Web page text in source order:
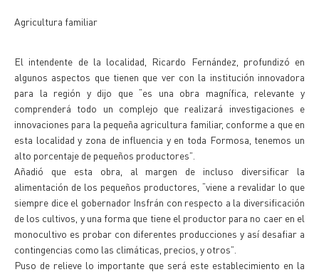
Agricultura familiar
El intendente de la localidad, Ricardo Fernández, profundizó en
algunos aspectos que tienen que ver con la institución innovadora
para la región y dijo que “es una obra magnífica, relevante y
comprenderá todo un complejo que realizará investigaciones e
innovaciones para la pequeña agricultura familiar, conforme a que en
esta localidad y zona de influencia y en toda Formosa, tenemos un
alto porcentaje de pequeños productores”.
Añadió que esta obra, al margen de incluso diversificar la
alimentación de los pequeños productores, “viene a revalidar lo que
siempre dice el gobernador Insfrán con respecto a la diversificación
de los cultivos, y una forma que tiene el productor para no caer en el
monocultivo es probar con diferentes producciones y así desafiar a
contingencias como las climáticas, precios, y otros”.
Puso de relieve lo importante que será este establecimiento en la